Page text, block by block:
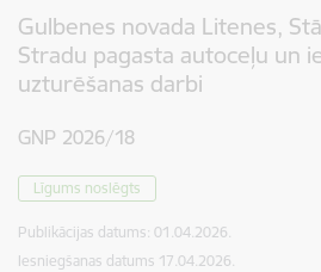
Gulbenes novada Litenes,
Stradu pagasta autoceļu un
uzturēšanas darbi
GNP 2026/18
Līgums noslēgts
Publikācijas datums: 01.04.2026.
Iesniegšanas datums 17.04.2026.